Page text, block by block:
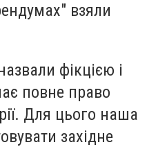
взяли
фікцією і
повне право
Для цього наша
західне